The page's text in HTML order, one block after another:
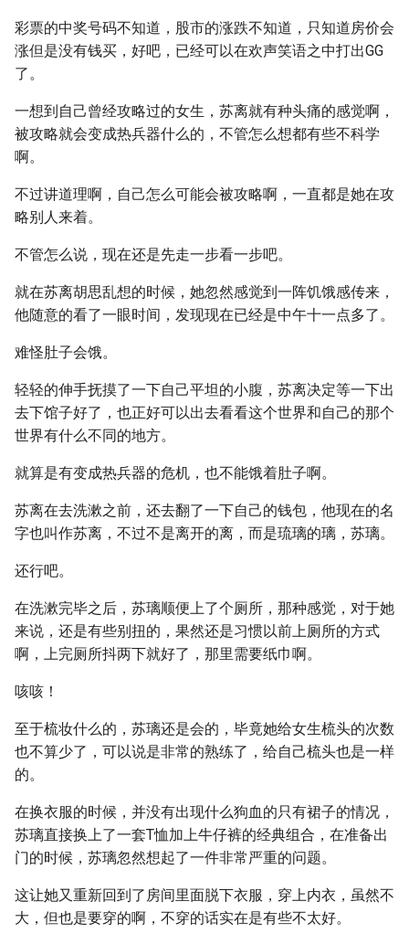
彩票的中奖号码不知道，股市的涨跌不知道，只知道房价会
涨但是没有钱买，好吧，已经可以在欢声笑语之中打出GG
了。
一想到自己曾经攻略过的女生，苏离就有种头痛的感觉啊，
被攻略就会变成热兵器什么的，不管怎么想都有些不科学
啊。
不过讲道理啊，自己怎么可能会被攻略啊，一直都是她在攻
略别人来着。
不管怎么说，现在还是先走一步看一步吧。
就在苏离胡思乱想的时候，她忽然感觉到一阵饥饿感传来，
他随意的看了一眼时间，发现现在已经是中午十一点多了。
难怪肚子会饿。
轻轻的伸手抚摸了一下自己平坦的小腹，苏离决定等一下出
去下馆子好了，也正好可以出去看看这个世界和自己的那个
世界有什么不同的地方。
就算是有变成热兵器的危机，也不能饿着肚子啊。
苏离在去洗漱之前，还去翻了一下自己的钱包，他现在的名
字也叫作苏离，不过不是离开的离，而是琉璃的璃，苏璃。
还行吧。
在洗漱完毕之后，苏璃顺便上了个厕所，那种感觉，对于她
来说，还是有些别扭的，果然还是习惯以前上厕所的方式
啊，上完厕所抖两下就好了，那里需要纸巾啊。
咳咳！
至于梳妆什么的，苏璃还是会的，毕竟她给女生梳头的次数
也不算少了，可以说是非常的熟练了，给自己梳头也是一样
的。
在换衣服的时候，并没有出现什么狗血的只有裙子的情况，
苏璃直接换上了一套T恤加上牛仔裤的经典组合，在准备出
门的时候，苏璃忽然想起了一件非常严重的问题。
这让她又重新回到了房间里面脱下衣服，穿上内衣，虽然不
大，但也是要穿的啊，不穿的话实在是有些不太好。